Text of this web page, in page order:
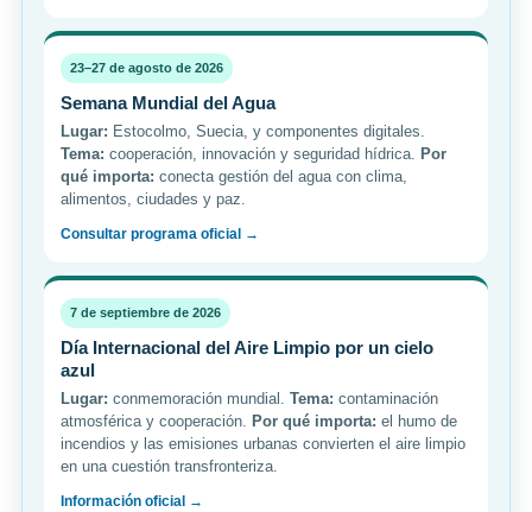
23–27 de agosto de 2026
Semana Mundial del Agua
Lugar: Estocolmo, Suecia, y componentes digitales.
Tema: cooperación, innovación y seguridad hídrica. Por
qué importa: conecta gestión del agua con clima,
alimentos, ciudades y paz.
Consultar programa oficial →
7 de septiembre de 2026
Día Internacional del Aire Limpio por un cielo
azul
Lugar: conmemoración mundial. Tema: contaminación
atmosférica y cooperación. Por qué importa: el humo de
incendios y las emisiones urbanas convierten el aire limpio
en una cuestión transfronteriza.
Información oficial →